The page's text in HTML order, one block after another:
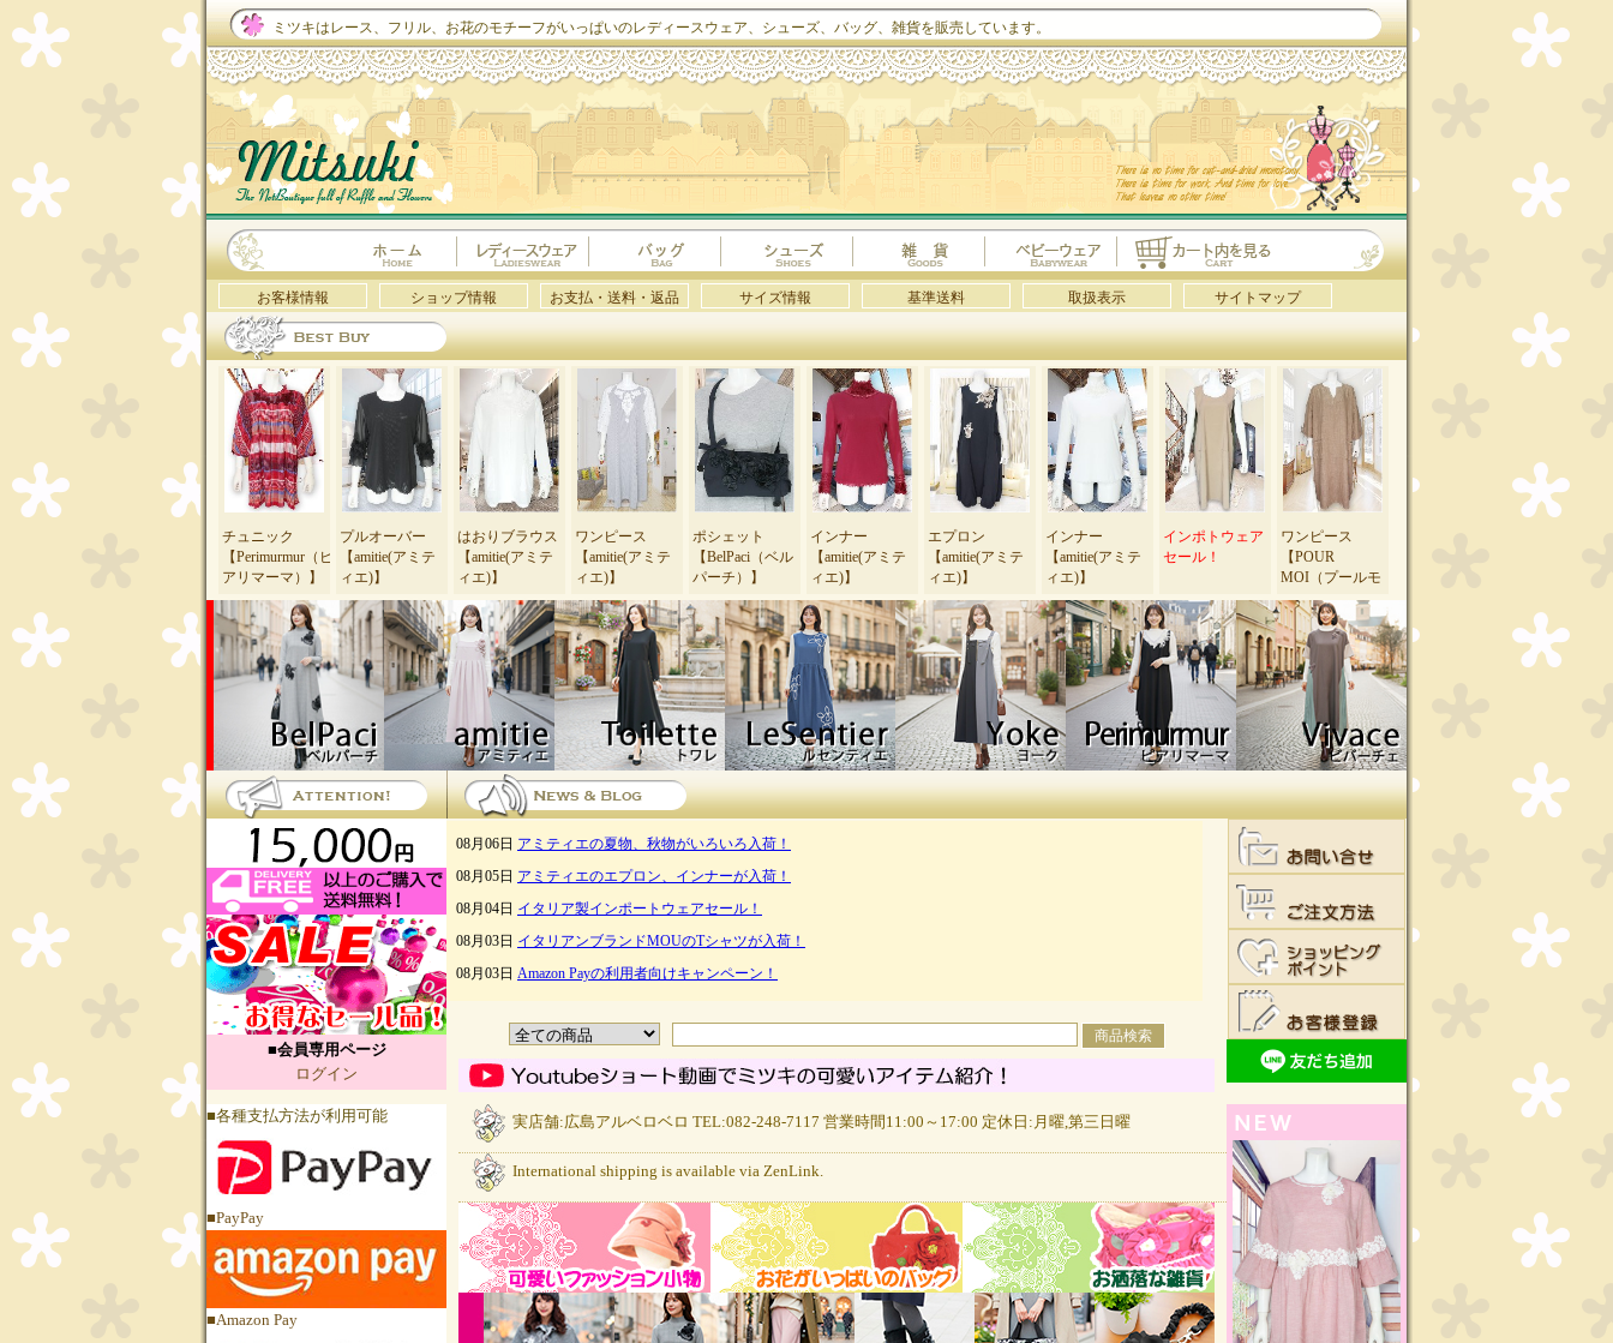
ミツキはレース、フリル、お花のモチーフがいっぱいのレディースウェア、シューズ、バッグ、雑貨を販売しています。
お客様情報 ショップ情報 お支払・送料・返品 サイズ情報 基準送料 取扱表示 サイトマップ
■会員専用ページ
ログイン
実店舗:広島アルベロベロ TEL:082-248-7117 営業時間11:00～17:00 定休日:月曜,第三日曜
International shipping is available via ZenLink.
■各種支払方法が利用可能
■PayPay
■Amazon Pay